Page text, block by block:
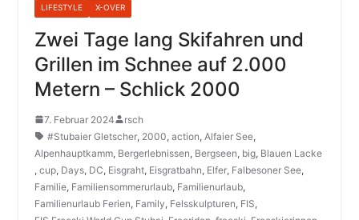
LIFESTYLE X-OVER
Zwei Tage lang Skifahren und
Grillen im Schnee auf 2.000
Metern – Schlick 2000
7. Februar 2024
rsch
#Stubaier Gletscher, 2000, action, Alfaier See,
Alpenhauptkamm, Bergerlebnissen, Bergseen, big, Blauen Lacke
, cup, Days, DC, Eisgraht, Eisgratbahn, Elfer, Falbesoner See,
Familie, Familiensommerurlaub, Familienurlaub,
Familienurlaub Ferien, Family, Felsskulpturen, FIS,